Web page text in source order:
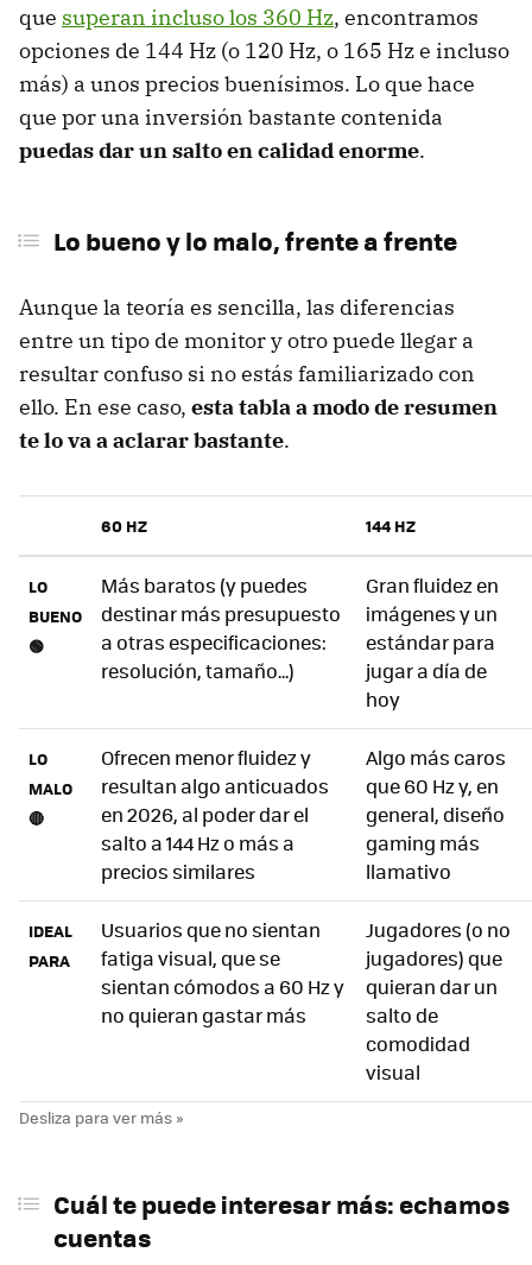
que superan incluso los 360 Hz, encontramos
opciones de 144 Hz (o 120 Hz, o 165 Hz e incluso
más) a unos precios buenísimos. Lo que hace
que por una inversión bastante contenida
puedas dar un salto en calidad enorme.
Lo bueno y lo malo, frente a frente
Aunque la teoría es sencilla, las diferencias
entre un tipo de monitor y otro puede llegar a
resultar confuso si no estás familiarizado con
ello. En ese caso, esta tabla a modo de resumen
te lo va a aclarar bastante.
60 HZ 144 HZ
LO
BUENO
🟢
Más baratos (y puedes
destinar más presupuesto
a otras especificaciones:
resolución, tamaño...)
Gran fluidez en
imágenes y un
estándar para
jugar a día de
hoy
LO
MALO
🔴
Ofrecen menor fluidez y
resultan algo anticuados
en 2026, al poder dar el
salto a 144 Hz o más a
precios similares
Algo más caros
que 60 Hz y, en
general, diseño
gaming más
llamativo
IDEAL
PARA
Usuarios que no sientan
fatiga visual, que se
sientan cómodos a 60 Hz y
no quieran gastar más
Jugadores (o no
jugadores) que
quieran dar un
salto de
comodidad
visual
Cuál te puede interesar más: echamos
cuentas